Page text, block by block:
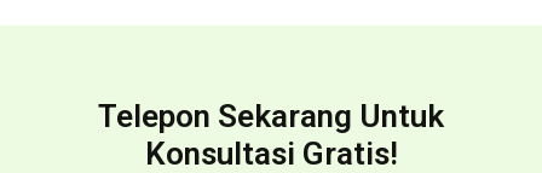
Telepon Sekarang Untuk
Konsultasi Gratis!